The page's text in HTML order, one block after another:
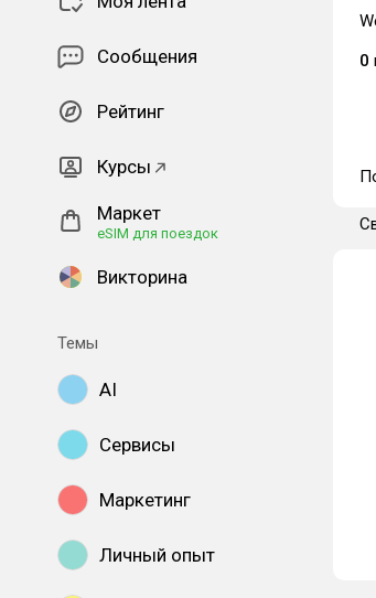
Сообщения
Рейтинг
Курсы
Маркет
eSIM для поездок
Викторина
Темы
AI
Сервисы
Маркетинг
Личный опыт
0